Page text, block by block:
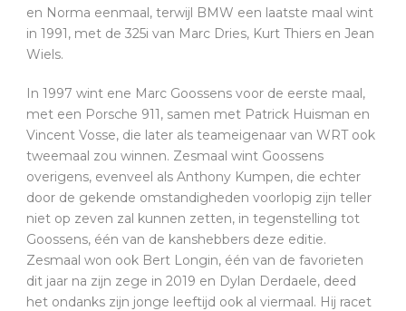
en Norma eenmaal, terwijl BMW een laatste maal wint
in 1991, met de 325i van Marc Dries, Kurt Thiers en Jean
Wiels.
In 1997 wint ene Marc Goossens voor de eerste maal,
met een Porsche 911, samen met Patrick Huisman en
Vincent Vosse, die later als teameigenaar van WRT ook
tweemaal zou winnen. Zesmaal wint Goossens
overigens, evenveel als Anthony Kumpen, die echter
door de gekende omstandigheden voorlopig zijn teller
niet op zeven zal kunnen zetten, in tegenstelling tot
Goossens, één van de kanshebbers deze editie.
Zesmaal won ook Bert Longin, één van de favorieten
dit jaar na zijn zege in 2019 en Dylan Derdaele, deed
het ondanks zijn jonge leeftijd ook al viermaal. Hij racet